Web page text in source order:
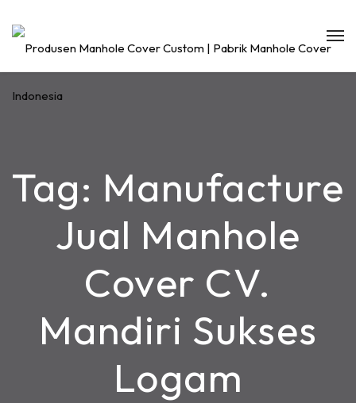
Tag: Manufacture
Jual Manhole
Cover CV.
Mandiri Sukses
Logam